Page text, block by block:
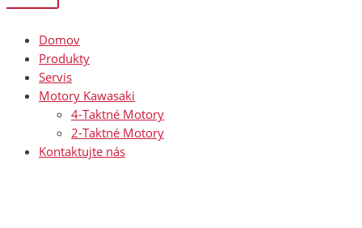
Domov
Produkty
Servis
Motory Kawasaki
4-Taktné Motory
2-Taktné Motory
Kontaktujte nás